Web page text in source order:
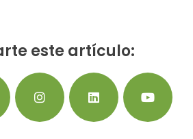
este artículo: